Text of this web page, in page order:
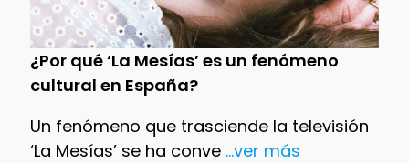
¿Por qué ‘La Mesías’ es un fenómeno
cultural en España?
Un fenómeno que trasciende la televisión
‘La Mesías’ se ha conve...ver más